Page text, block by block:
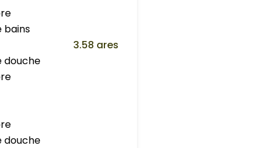
bains
3.58 ares
douche
douche